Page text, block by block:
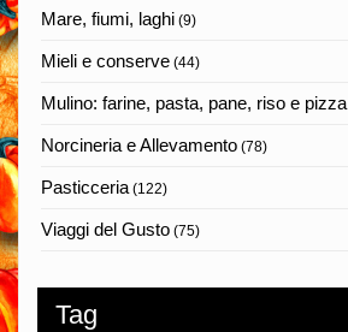
Mare, fiumi, laghi (9)
Mieli e conserve (44)
Mulino: farine, pasta, pane, riso e pizza
Norcineria e Allevamento (78)
Pasticceria (122)
Viaggi del Gusto (75)
Tag